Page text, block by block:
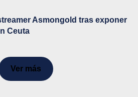
Asmongold tras exponer
Ceuta
Ver más